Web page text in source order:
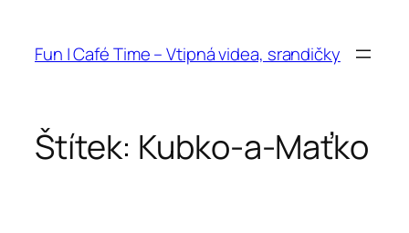
obsahFun | Café Time – Vtipná videa, srandičky
Štítek: Kubko-a-Maťko